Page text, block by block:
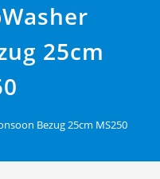
25cm
Bezug 25cm MS250